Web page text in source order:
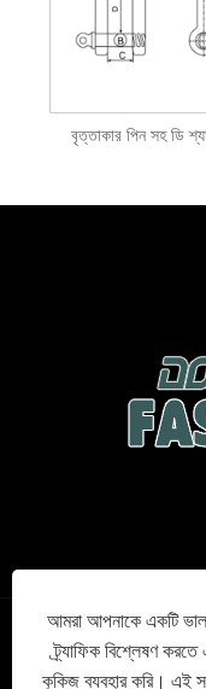
বৃত্তাকার পিন সহ ডি
আমরা আপনাকে একটি ভাল
ট্র্যাফিক বিশ্লেষণ
কুকিজ ব্যবহার করি। এই
Links Sitemap